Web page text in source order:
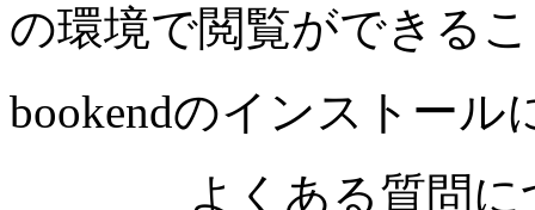
の環境で閲覧ができる
bookendのインストール
よくある質問に